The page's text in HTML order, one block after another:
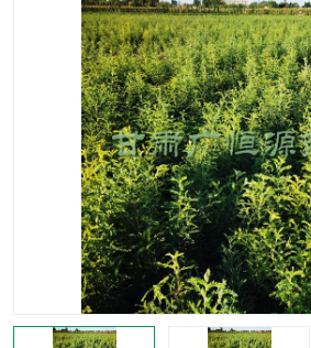
白刺
沙枣树 红柳
沙棘苗 柽柳
砂生槐 四翅